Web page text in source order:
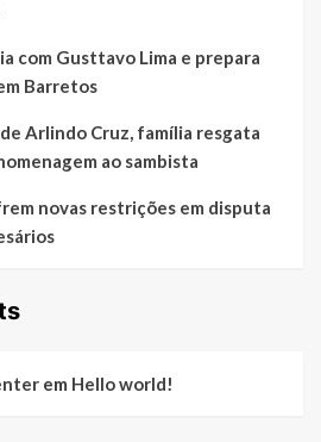
com Gusttavo Lima e prepara
Barretos
Arlindo Cruz, família resgata
ao sambista
novas restrições em disputa
em Hello world!